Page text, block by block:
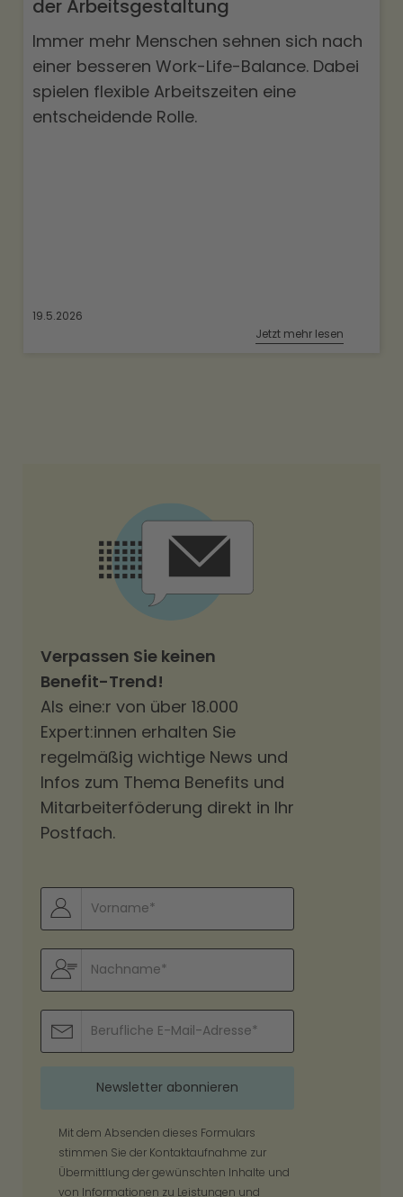
der Arbeitsgestaltung
Immer mehr Menschen sehnen sich nach
einer besseren Work-Life-Balance. Dabei
spielen flexible Arbeitszeiten eine
entscheidende Rolle.
19.5.2026
Jetzt mehr lesen
Verpassen Sie keinen
Benefit-Trend!
Als eine:r von über 18.000
Expert:innen erhalten Sie
regelmäßig wichtige News und
Infos zum Thema Benefits und
Mitarbeiterföderung direkt in Ihr
Postfach.
Mit dem Absenden dieses Formulars
stimmen Sie der Kontaktaufnahme zur
Übermittlung der gewünschten Inhalte und
von Informationen zu Leistungen und